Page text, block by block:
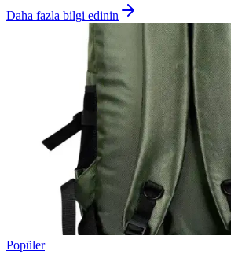
Daha fazla bilgi edinin
Popüler